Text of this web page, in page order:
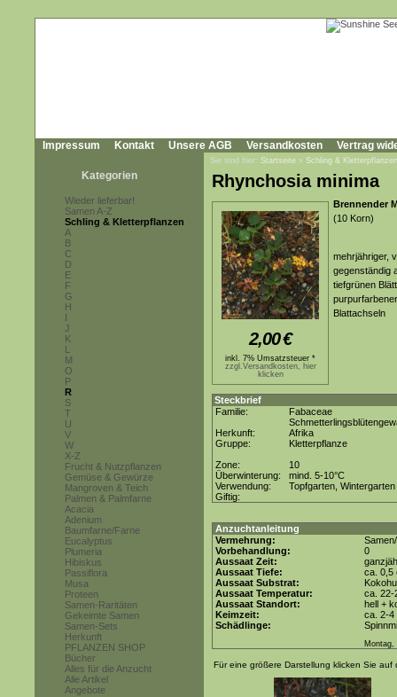
Impressum Kontakt Unsere AGB Versandkosten Vertrag
Kategorien
Wieder lieferbar!
Samen A-Z
Schling & Kletterpflanzen
A
B
C
D
E
F
G
H
I
J
K
L
M
O
P
R
S
T
U
V
W
X-Z
Frucht & Nutzpflanzen
Gemüse & Gewürze
Mangroven & Teich
Palmen & Palmfarne
Acacia
Adenium
Baumfarne/Farne
Eucalyptus
Plumeria
Hibiskus
Passiflora
Musa
Proteen
Samen-Raritäten
Gekeimte Samen
Samen-Sets
Herkunft
PFLANZEN SHOP
Bücher
Alles für die Anzucht
Alle Artikel
Angebote
Sie sind hier: Startseite » Schling & Kletterpflanzen
Rhynchosia minima
2,00€
inkl. 7% Umsatzsteuer *
zzgl.Versandkosten, hier
klicken
Brennender
(10 Korn)
mehrjähriger,
gegenständig
tiefgrünen
Blattachseln
Steckbrief
Familie:
Fabaceae
Herkunft:
Afrika
Gruppe:
Kletterpflanze
Zone:
10
Überwinterung:
mind. 5-10°C
Verwendung:
Topfgarten, Wintergarten
Giftig:
Anzuchtanleitung
Vermehrung:
Vorbehandlung:
0
Aussaat Zeit:
Aussaat Tiefe:
ca. 0,5
Aussaat Substrat:
Aussaat Temperatur:
ca. 22-
Aussaat Standort:
hell +
Keimzeit:
ca. 2-4
Schädlinge:
Montag,
Für eine größere Darstellung klicken Sie auf